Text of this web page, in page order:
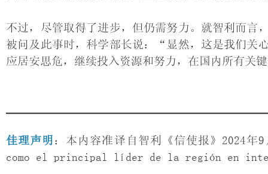
不过，尽管取得了进步，但仍需努力。就智利而言
被问及此事时，科学部长说：“显然，这是我们关
应居安思危，继续投入资源和努力，在国内所有关
佳理声明 ：本内容准译自智利《信使报》2024
como el principal líder de la región en